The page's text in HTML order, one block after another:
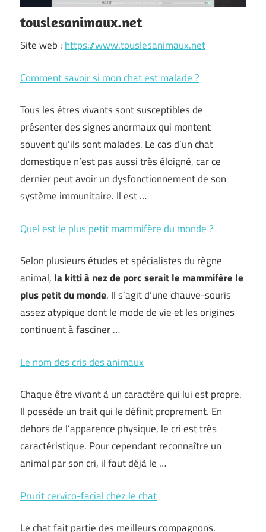
touslesanimaux.net
Site web :https://www.touslesanimaux.net
Comment savoir si mon chat est malade ?
Tous les êtres vivants sont susceptibles de
présenter des signes anormaux qui montent
souvent qu’ils sont malades. Le cas d’un chat
domestique n’est pas aussi très éloigné, car ce
dernier peut avoir un dysfonctionnement de son
système immunitaire. Il est …
Quel est le plus petit mammifère du monde ?
Selon plusieurs études et spécialistes du règne
animal, la kitti à nez de porc serait le mammifère le
plus petit du monde. Il s’agit d’une chauve-souris
assez atypique dont le mode de vie et les origines
continuent à fasciner …
Le nom des cris des animaux
Chaque être vivant à un caractère qui lui est propre.
Il possède un trait qui le définit proprement. En
dehors de l’apparence physique, le cri est très
caractéristique. Pour cependant reconnaître un
animal par son cri, il faut déjà le …
Prurit cervico-facial chez le chat
Le chat fait partie des meilleurs compagnons.